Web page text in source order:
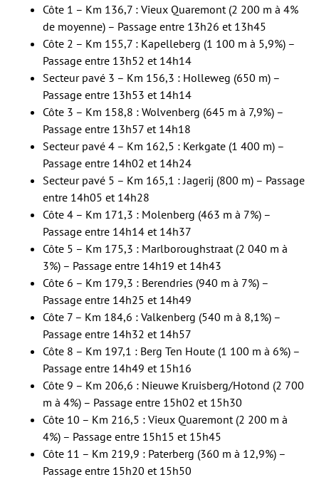
Côte 1 – Km 136,7 : Vieux Quaremont (2 200 m à 4%
de moyenne) – Passage entre 13h26 et 13h45
Côte 2 – Km 155,7 : Kapelleberg (1 100 m à 5,9%) –
Passage entre 13h52 et 14h14
Secteur pavé 3 – Km 156,3 : Holleweg (650 m) –
Passage entre 13h53 et 14h14
Côte 3 – Km 158,8 : Wolvenberg (645 m à 7,9%) –
Passage entre 13h57 et 14h18
Secteur pavé 4 – Km 162,5 : Kerkgate (1 400 m) –
Passage entre 14h02 et 14h24
Secteur pavé 5 – Km 165,1 : Jagerij (800 m) – Passage
entre 14h05 et 14h28
Côte 4 – Km 171,3 : Molenberg (463 m à 7%) –
Passage entre 14h14 et 14h37
Côte 5 – Km 175,3 : Marlboroughstraat (2 040 m à
3%) – Passage entre 14h19 et 14h43
Côte 6 – Km 179,3 : Berendries (940 m à 7%) –
Passage entre 14h25 et 14h49
Côte 7 – Km 184,6 : Valkenberg (540 m à 8,1%) –
Passage entre 14h32 et 14h57
Côte 8 – Km 197,1 : Berg Ten Houte (1 100 m à 6%) –
Passage entre 14h49 et 15h16
Côte 9 – Km 206,6 : Nieuwe Kruisberg/Hotond (2 700
m à 4%) – Passage entre 15h02 et 15h30
Côte 10 – Km 216,5 : Vieux Quaremont (2 200 m à
4%) – Passage entre 15h15 et 15h45
Côte 11 – Km 219,9 : Paterberg (360 m à 12,9%) –
Passage entre 15h20 et 15h50